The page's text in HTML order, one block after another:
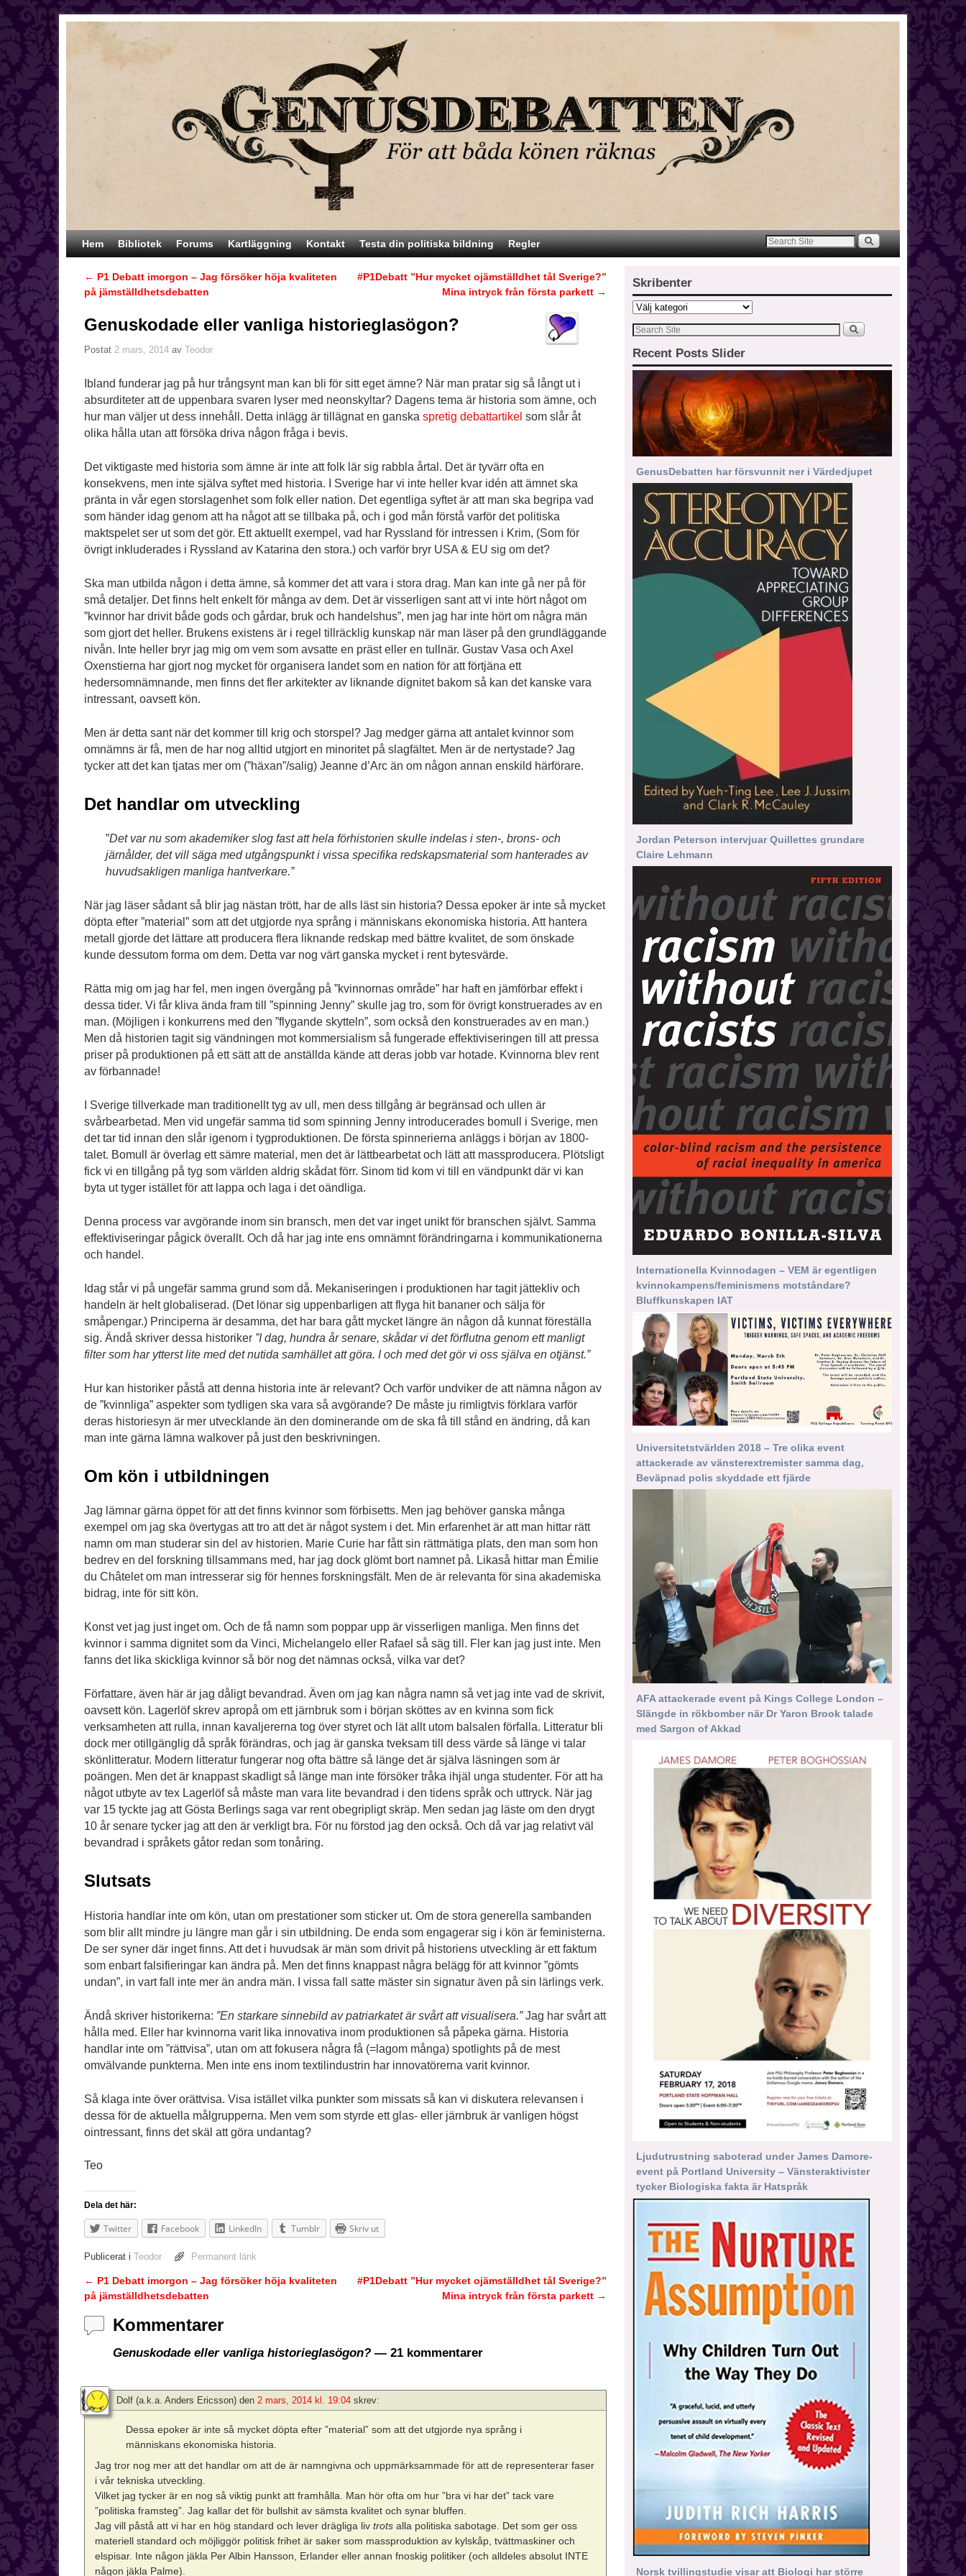
Hoppa till huvudinnehåll
Hoppa till sekundärt innehåll
Hem Bibliotek Forums Kartläggning Kontakt Testa din politiska bildning Regler
Inläggsnavigering
← P1 Debatt imorgon – Jag försöker höja kvaliteten
på jämställdhetsdebatten
#P1Debatt ”Hur mycket ojämställdhet tål Sverige?”
Mina intryck från första parkett →
Genuskodade eller vanliga historieglasögon?
Postat 2 mars, 2014 av Teodor
Ibland funderar jag på hur trångsynt man kan bli för sitt eget ämne? När man pratar sig så långt ut i
absurditeter att de uppenbara svaren lyser med neonskyltar? Dagens tema är historia som ämne, och
hur man väljer ut dess innehåll. Detta inlägg är tillägnat en ganska spretig debattartikel som slår åt
olika hålla utan att försöka driva någon fråga i bevis.
Det viktigaste med historia som ämne är inte att folk lär sig rabbla årtal. Det är tyvärr ofta en
konsekvens, men inte själva syftet med historia. I Sverige har vi inte heller kvar idén att ämnet ska
pränta in vår egen storslagenhet som folk eller nation. Det egentliga syftet är att man ska begripa vad
som händer idag genom att ha något att se tillbaka på, och i god mån förstå varför det politiska
maktspelet ser ut som det gör. Ett aktuellt exempel, vad har Ryssland för intressen i Krim, (Som för
övrigt inkluderades i Ryssland av Katarina den stora.) och varför bryr USA & EU sig om det?
Ska man utbilda någon i detta ämne, så kommer det att vara i stora drag. Man kan inte gå ner på för
små detaljer. Det finns helt enkelt för många av dem. Det är visserligen sant att vi inte hört något om
”kvinnor har drivit både gods och gårdar, bruk och handelshus”, men jag har inte hört om några män
som gjort det heller. Brukens existens är i regel tillräcklig kunskap när man läser på den grundläggande
nivån. Inte heller bryr jag mig om vem som avsatte en präst eller en tullnär. Gustav Vasa och Axel
Oxenstierna har gjort nog mycket för organisera landet som en nation för att förtjäna ett
hedersomnämnande, men finns det fler arkitekter av liknande dignitet bakom så kan det kanske vara
intressant, oavsett kön.
Men är detta sant när det kommer till krig och storspel? Jag medger gärna att antalet kvinnor som
omnämns är få, men de har nog alltid utgjort en minoritet på slagfältet. Men är de nertystade? Jag
tycker att det kan tjatas mer om (”häxan”/salig) Jeanne d’Arc än om någon annan enskild härförare.
Det handlar om utveckling
”Det var nu som akademiker slog fast att hela förhistorien skulle indelas i sten-, brons- och
järnålder, det vill säga med utgångspunkt i vissa specifika redskapsmaterial som hanterades av
huvudsakligen manliga hantverkare.”
När jag läser sådant så blir jag nästan trött, har de alls läst sin historia? Dessa epoker är inte så mycket
döpta efter ”material” som att det utgjorde nya språng i människans ekonomiska historia. Att hantera
metall gjorde det lättare att producera flera liknande redskap med bättre kvalitet, de som önskade
kunde dessutom forma om dem. Detta var nog värt ganska mycket i rent bytesvärde.
Rätta mig om jag har fel, men ingen övergång på ”kvinnornas område” har haft en jämförbar effekt i
dessa tider. Vi får kliva ända fram till ”spinning Jenny” skulle jag tro, som för övrigt konstruerades av en
man. (Möjligen i konkurrens med den ”flygande skytteln”, som också den konstruerades av en man.)
Men då historien tagit sig vändningen mot kommersialism så fungerade effektiviseringen till att pressa
priser på produktionen på ett sätt att de anställda kände att deras jobb var hotade. Kvinnorna blev rent
av förbannade!
I Sverige tillverkade man traditionellt tyg av ull, men dess tillgång är begränsad och ullen är
svårbearbetad. Men vid ungefär samma tid som spinning Jenny introducerades bomull i Sverige, men
det tar tid innan den slår igenom i tygproduktionen. De första spinnerierna anläggs i början av 1800-
talet. Bomull är överlag ett sämre material, men det är lättbearbetat och lätt att massproducera. Plötsligt
fick vi en tillgång på tyg som världen aldrig skådat förr. Sinom tid kom vi till en vändpunkt där vi kan
byta ut tyger istället för att lappa och laga i det oändliga.
Denna process var avgörande inom sin bransch, men det var inget unikt för branschen självt. Samma
effektiviseringar pågick överallt. Och då har jag inte ens omnämnt förändringarna i kommunikationerna
och handel.
Idag står vi på ungefär samma grund som då. Mekaniseringen i produktionen har tagit jättekliv och
handeln är helt globaliserad. (Det lönar sig uppenbarligen att flyga hit bananer och sälja för
småpengar.) Principerna är desamma, det har bara gått mycket längre än någon då kunnat föreställa
sig. Ändå skriver dessa historiker ”I dag, hundra år senare, skådar vi det förflutna genom ett manligt
filter som har ytterst lite med det nutida samhället att göra. I och med det gör vi oss själva en otjänst.”
Hur kan historiker påstå att denna historia inte är relevant? Och varför undviker de att nämna någon av
de ”kvinnliga” aspekter som tydligen ska vara så avgörande? De måste ju rimligtvis förklara varför
deras historiesyn är mer utvecklande än den dominerande om de ska få till stånd en ändring, då kan
man inte gärna lämna walkover på just den beskrivningen.
Om kön i utbildningen
Jag lämnar gärna öppet för att det finns kvinnor som förbisetts. Men jag behöver ganska många
exempel om jag ska övertygas att tro att det är något system i det. Min erfarenhet är att man hittar rätt
namn om man studerar sin del av historien. Marie Curie har fått sin rättmätiga plats, den man som hon
bedrev en del forskning tillsammans med, har jag dock glömt bort namnet på. Likaså hittar man Émilie
du Châtelet om man intresserar sig för hennes forskningsfält. Men de är relevanta för sina akademiska
bidrag, inte för sitt kön.
Konst vet jag just inget om. Och de få namn som poppar upp är visserligen manliga. Men finns det
kvinnor i samma dignitet som da Vinci, Michelangelo eller Rafael så säg till. Fler kan jag just inte. Men
fanns det lika skickliga kvinnor så bör nog det nämnas också, vilka var det?
Författare, även här är jag dåligt bevandrad. Även om jag kan några namn så vet jag inte vad de skrivit,
oavsett kön. Lagerlöf skrev apropå om ett järnbruk som i början sköttes av en kvinna som fick
verksamheten att rulla, innan kavaljererna tog över styret och lät allt utom balsalen förfalla. Litteratur bli
dock mer otillgänglig då språk förändras, och jag är ganska tveksam till dess värde så länge vi talar
skönlitteratur. Modern litteratur fungerar nog ofta bättre så länge det är själva läsningen som är
poängen. Men det är knappast skadligt så länge man inte försöker tråka ihjäl unga studenter. För att ha
något utbyte av tex Lagerlöf så måste man vara lite bevandrad i den tidens språk och uttryck. När jag
var 15 tyckte jag att Gösta Berlings saga var rent obegripligt skräp. Men sedan jag läste om den drygt
10 år senare tycker jag att den är verkligt bra. För nu förstod jag den också. Och då var jag relativt väl
bevandrad i språkets gåtor redan som tonåring.
Slutsats
Historia handlar inte om kön, utan om prestationer som sticker ut. Om de stora generella sambanden
som blir allt mindre ju längre man går i sin utbildning. De enda som engagerar sig i kön är feministerna.
De ser syner där inget finns. Att det i huvudsak är män som drivit på historiens utveckling är ett faktum
som enbart falsifieringar kan ändra på. Men det finns knappast några belägg för att kvinnor ”gömts
undan”, in vart fall inte mer än andra män. I vissa fall satte mäster sin signatur även på sin lärlings verk.
Ändå skriver historikerna: ”En starkare sinnebild av patriarkatet är svårt att visualisera.”Jag har svårt att
hålla med. Eller har kvinnorna varit lika innovativa inom produktionen så påpeka gärna. Historia
handlar inte om ”rättvisa”, utan om att fokusera några få (=lagom många) spotlights på de mest
omvälvande punkterna. Men inte ens inom textilindustrin har innovatörerna varit kvinnor.
Så klaga inte över orättvisa. Visa istället vilka punkter som missats så kan vi diskutera relevansen i
dessa för de aktuella målgrupperna. Men vem som styrde ett glas- eller järnbruk är vanligen högst
ointressant, finns det skäl att göra undantag?
Teo
Dela det här:
Twitter Facebook LinkedIn Tumblr Skriv ut
Publicerat i Teodor Permanent länk
Inläggsnavigering
← P1 Debatt imorgon – Jag försöker höja kvaliteten
på jämställdhetsdebatten
#P1Debatt ”Hur mycket ojämställdhet tål Sverige?”
Mina intryck från första parkett →
Kommentarer
Genuskodade eller vanliga historieglasögon? — 21 kommentarer
Dolf (a.k.a. Anders Ericsson) den 2 mars, 2014 kl. 19:04 skrev:
Dessa epoker är inte så mycket döpta efter ”material” som att det utgjorde nya språng i
människans ekonomiska historia.
Jag tror nog mer att det handlar om att de är namngivna och uppmärksammade för att de representerar faser
i vår tekniska utveckling.
Vilket jag tycker är en nog så viktig punkt att framhålla. Man hör ofta om hur ”bra vi har det” tack vare
”politiska framsteg”. Jag kallar det för bullshit av sämsta kvalitet och synar bluffen.
Jag vill påstå att vi har en hög standard och lever drägliga livtrots alla politiska sabotage. Det som ger oss
materiell standard och möjliggör politisk frihet är saker som massproduktion av kylskåp, tvättmaskiner och
elspisar. Inte någon jäkla Per Albin Hansson, Erlander eller annan fnoskig politiker (och alldeles absolut INTE
någon jäkla Palme).
Skribenter
Recent Posts Slider
GenusDebatten har försvunnit ner i Värdedjupet
Jordan Peterson intervjuar Quillettes grundare
Claire Lehmann
Internationella Kvinnodagen – VEM är egentligen
kvinnokampens/feminismens motståndare?
Bluffkunskapen IAT
Universitetstvärlden 2018 – Tre olika event
attackerade av vänsterextremister samma dag,
Beväpnad polis skyddade ett fjärde
AFA attackerade event på Kings College London –
Slängde in rökbomber när Dr Yaron Brook talade
med Sargon of Akkad
Ljudutrustning saboterad under James Damore-
event på Portland University – Vänsteraktivister
tycker Biologiska fakta är Hatspråk
Norsk tvillingstudie visar att Biologi har större